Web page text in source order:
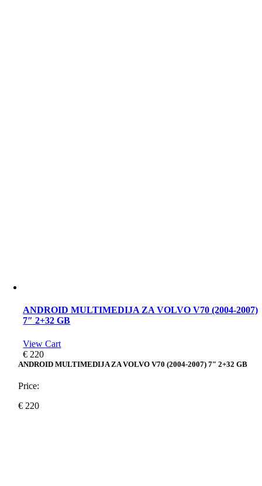
ANDROID MULTIMEDIJA ZA VOLVO V70 (2004-2007)
7″ 2+32 GB
View Cart
€ 220
ANDROID MULTIMEDIJA ZA VOLVO V70 (2004-2007) 7″ 2+32 GB
Price:
€ 220